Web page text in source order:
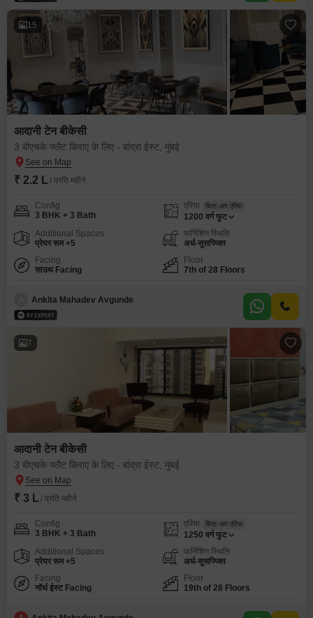
15
आदानी टेन बीकेसी
3 बीएचके फ्लैट किराए के लिए - बांद्रा ईस्ट, मुंबई
₹ 2.2 L / प्रति महीने
Config
3 BHK + 3 Bath
एरिया बिल्ट-अप एरिया
1200 वर्ग फुट
Additional Spaces
प्रेयर रूम +5
फर्निशिंग स्थिति
अर्ध-सुसज्जित
Facing
साउथ Facing
Floor
7th of 28 Floors
Ankita Mahadev Avgunde
7
आदानी टेन बीकेसी
3 बीएचके फ्लैट किराए के लिए - बांद्रा ईस्ट, मुंबई
₹ 3 L / प्रति महीने
Config
3 BHK + 3 Bath
एरिया बिल्ट-अप एरिया
1250 वर्ग फुट
Additional Spaces
प्रेयर रूम +5
फर्निशिंग स्थिति
अर्ध-सुसज्जित
Facing
नॉर्थ ईस्ट Facing
Floor
19th of 28 Floors